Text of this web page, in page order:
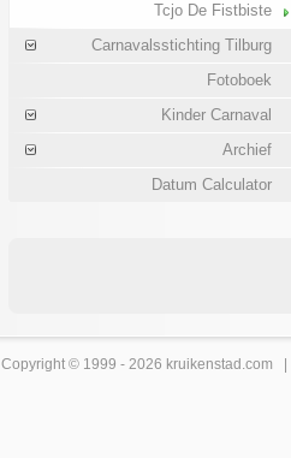
Tcjo De Fistbiste
Carnavalsstichting Tilburg
Fotoboek
Kinder Carnaval
Archief
Datum Calculator
Copyright © 1999 - 2026 kruikenstad .com |